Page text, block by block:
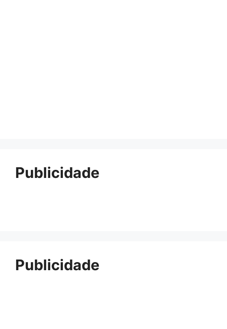
Publicidade
Publicidade